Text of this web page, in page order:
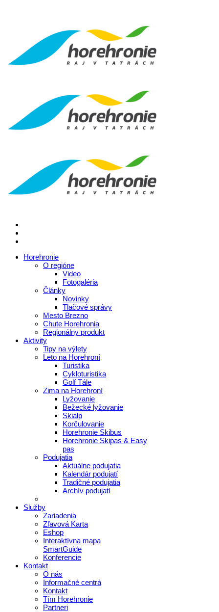
Horehronie
O regióne
Video
Fotogaléria
Články
Novinky
Tlačové správy
Mesto Brezno
Chute Horehronia
Regionálny produkt
Aktivity
Tipy na výlety
Leto na Horehroní
Turistika
Cykloturistika
Golf Tále
Zima na Horehroní
Lyžovanie
Bežecké lyžovanie
Skialp
Korčulovanie
Horehronie Skibus
Horehronie Skipas & Easy
pas
Podujatia
Aktuálne podujatia
Kalendár podujatí
Tradičné podujatia
Archív podujatí
Služby
Zariadenia
Zľavová Karta
Eshop
Interaktívna mapa
SmartGuide
Konferencie
Kontakt
O nás
Informačné centrá
Kontakt
Tím Horehronie
Partneri